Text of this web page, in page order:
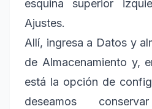
esquina superior
Ajustes.
Allí, ingresa a Datos y
de Almacenamiento y,
está la opción de
deseamos